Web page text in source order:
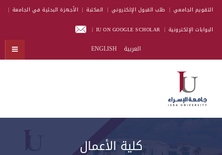
التقويم الجامعي طلب القبول الإلكتروني المكتبة الأجهزة البحثية في الجامعة
البوابات الإلكترونية IU ON GOOGLE SCHOLAR
العربية ENGLISH
كلية الأعمال